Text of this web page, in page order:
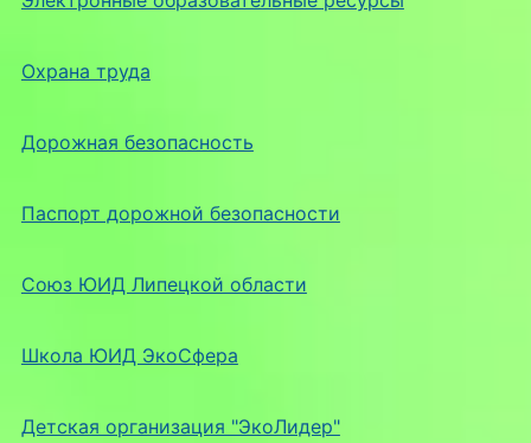
Охрана труда
Дорожная безопасность
Паспорт дорожной безопасности
Союз ЮИД Липецкой области
Школа ЮИД ЭкоСфера
Детская организация "ЭкоЛидер"